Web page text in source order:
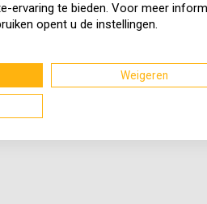
ervaring te bieden. Voor meer
opent u de instellingen.
Weigeren